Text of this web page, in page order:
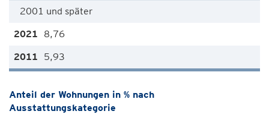
2001 und später
8,76
5,93
Anteil der Wohnungen in % nach
Ausstattungskategorie